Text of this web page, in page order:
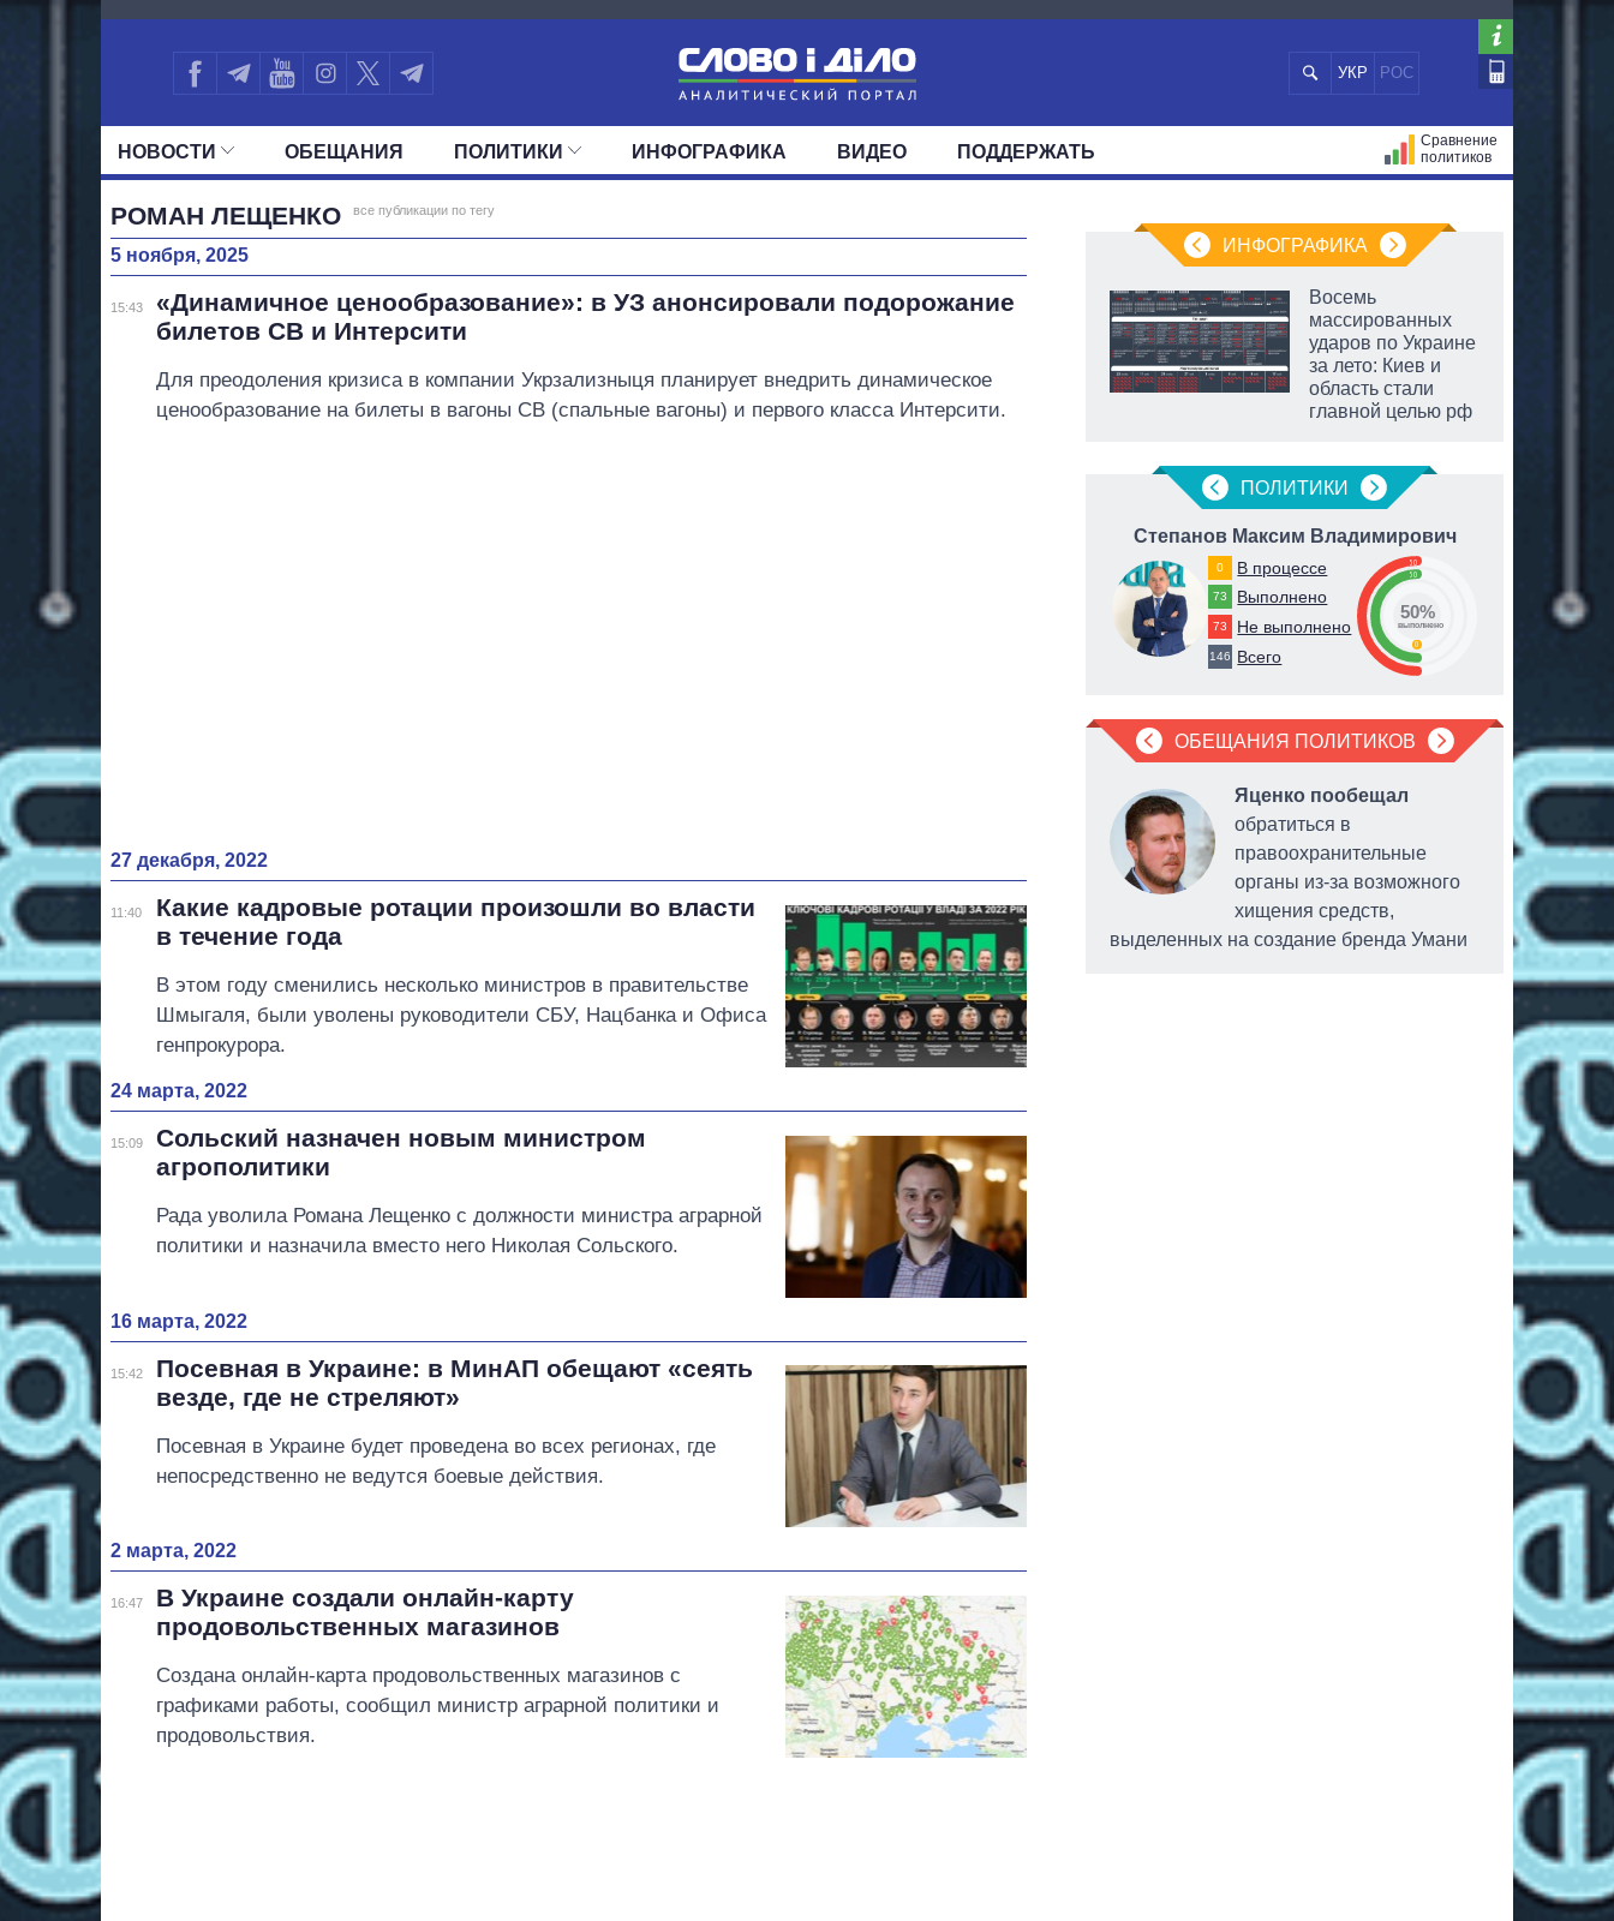
2611
УКР РОС
НОВОСТИ ОБЕЩАНИЯ ПОЛИТИКИ
ВСЕ ПОЛИТИКИ ПРЕЗИДЕНТ И ОФИС
ИНФОГРАФИКА ВИДЕО ПОДДЕРЖАТЬ
Сравнение
политиков
РОМАН ЛЕЩЕНКО все публикации по тегу
5 ноября, 2025
15:43
«Динамичное ценообразование»: в УЗ анонсировали подорожание
билетов СВ и Интерсити
Для преодоления кризиса в компании Укрзализныця планирует внедрить динамическое
ценообразование на билеты в вагоны СВ (спальные вагоны) и первого класса Интерсити.
27 декабря, 2022
11:40
Какие кадровые ротации произошли во власти
в течение года
В этом году сменились несколько министров в правительстве
Шмыгаля, были уволены руководители СБУ, Нацбанка и Офиса
генпрокурора.
24 марта, 2022
15:09
Сольский назначен новым министром
агрополитики
Рада уволила Романа Лещенко с должности министра аграрной
политики и назначила вместо него Николая Сольского.
16 марта, 2022
15:42
Посевная в Украине: в МинАП обещают «сеять
везде, где не стреляют»
Посевная в Украине будет проведена во всех регионах, где
непосредственно не ведутся боевые действия.
2 марта, 2022
16:47
В Украине создали онлайн-карту
продовольственных магазинов
Создана онлайн-карта продовольственных магазинов с
графиками работы, сообщил министр аграрной политики и
продовольствия.
ИНФОГРАФИКА
Сколько
картофеля
время большой
войны
Восемь
массированных
ударов по Украине
за лето: Киев и
область стали
главной целью рф
ПОЛИТИКИ
Степанов Максим Владимирович
0 В процессе
73 Выполнено
73 Не выполнено
146 Всего
50
50
0
50%
выполнено
ОБЕЩАНИЯ ПОЛИТИКОВ
области и расширять их
географию
Яценко пообещал
обратиться в
правоохранительные
органы из-за возможного
хищения средств,
выделенных на создание бренда Умани